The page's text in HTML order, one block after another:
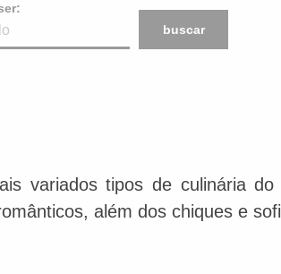
buscar
variados tipos de culinária
além dos chiques e